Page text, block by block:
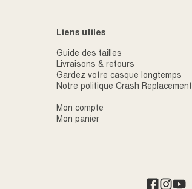
Liens utiles
Guide des tailles
Livraisons & retours
Gardez votre casque longtemps
Notre politique Crash Replacement
Mon compte
Mon panier